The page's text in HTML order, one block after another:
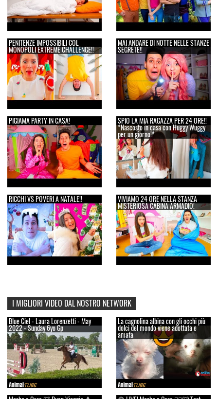
PENITENZE IMPOSSIBILI COL
MONOPOLI EXTREME CHALLENGE!!
MAI ANDARE DI NOTTE NELLE STANZE
SEGRETE!!
PIGIAMA PARTY IN CASA! SPIO LA MIA RAGAZZA PER 24 ORE!!
*Nascosto in casa con Huggy Wuggy
per un giorno!*
RICCHI VS POVERI A NATALE!! VIVIAMO 24 ORE NELLA STANZA
MISTERIOSA CABINA ARMADIO!
I MIGLIORI VIDEO DAL NOSTRO NETWORK
Blue Ciel - Laura Lorenzetti - May
2022 - Sunday 6yo Gp
La cagnolina albina con gli occhi più
dolci del mondo viene adottata e
amata